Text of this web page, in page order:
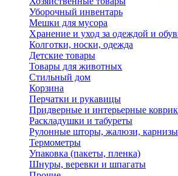
Уборочный инвентарь
Мешки для мусора
Хранение и уход за одеждой и
Колготки, носки, одежда
Детские товары
Товары для животных
Стильный дом
Корзина
Перчатки и рукавицы
Придверные и интерьерные
Раскладушки и табуреты
Рулонные шторы, жалюзи, карнизы
Термометры
Упаковка (пакеты, пленка)
Шнуры, веревки и шпагаты